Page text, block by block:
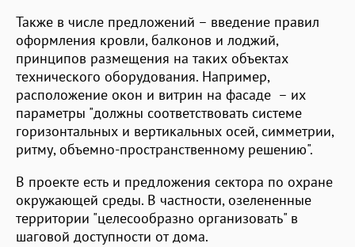
Также в числе предложений – введение правил
оформления кровли, балконов и лоджий,
принципов размещения на таких объектах
технического оборудования. Например,
расположение окон и витрин на фасаде – их
параметры "должны соответствовать системе
горизонтальных и вертикальных осей, симметрии,
ритму, объемно-пространственному решению".
В проекте есть и предложения сектора по охране
окружающей среды. В частности, озелененные
территории "целесообразно организовать" в
шаговой доступности от дома.